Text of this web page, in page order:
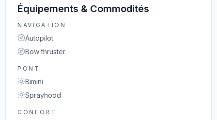
Équipements & Commodités
NAVIGATION
Autopilot
Bow thruster
PONT
Bimini
Sprayhood
CONFORT